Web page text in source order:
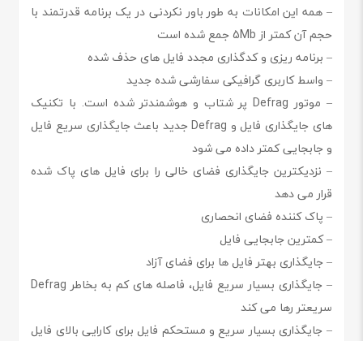
– همه این امکانات به طور باور نکردنی در یک برنامه قدرتمند با
حجم آن کمتر از 5Mb جمع شده است
– برنامه ریزی و کدگذاری مجدد فایل های حذف شده
– واسط کاربری گرافیکی سفارشی شده جدید
– موتور Defrag پر شتاب و هوشمندتر شده است. با تکنیک
های جایگذاری فایل و Defrag جدید باعث جایگذاری سریع فایل
و جابجایی کمتر داده می شود
– نزدیکترین جایگذاری فضای خالی را برای فایل های پاک شده
قرار می دهد
– پاک کننده فضای انحصاری
– کمترین جابجایی فایل
– جایگذاری بهتر فایل ها برای فضای آزاد
– جایگذاری بسیار سریع فایل، فاصله های کم به بخاطر Defrag
سریعتر رها می کند
– جایگذاری بسیار سریع و مستحکم فایل برای کارایی بالای فایل